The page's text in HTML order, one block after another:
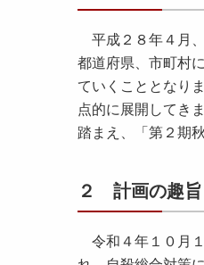
平成２８年４月
都道府県、市町村
ていくこととなり
点的に展開してき
踏まえ、「第２期
２ 計画の趣旨
令和４年１０月